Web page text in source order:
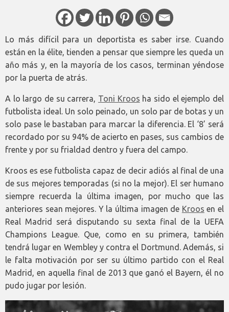
Lo más difícil para un deportista es saber irse. Cuando
están en la élite, tienden a pensar que siempre les queda un
año más y, en la mayoría de los casos, terminan yéndose
por la puerta de atrás.
A lo largo de su carrera, Toni Kroos ha sido el ejemplo del
futbolista ideal. Un solo peinado, un solo par de botas y un
solo pase le bastaban para marcar la diferencia. El ‘8’ será
recordado por su 94% de acierto en pases, sus cambios de
frente y por su frialdad dentro y fuera del campo.
Kroos es ese futbolista capaz de decir adiós al final de una
de sus mejores temporadas (si no la mejor). El ser humano
siempre recuerda la última imagen, por mucho que las
anteriores sean mejores. Y la última imagen de Kroos en el
Real Madrid será disputando su sexta final de la UEFA
Champions League. Que, como en su primera, también
tendrá lugar en Wembley y contra el Dortmund. Además, si
le falta motivación por ser su último partido con el Real
Madrid, en aquella final de 2013 que ganó el Bayern, él no
pudo jugar por lesión.